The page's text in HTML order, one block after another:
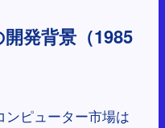
発背景（1985
ンピューター市場は